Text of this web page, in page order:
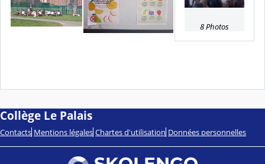
8 Photos
Collège Le Palais
Contacts Mentions légales Chartes d'utilisation Données personnelles